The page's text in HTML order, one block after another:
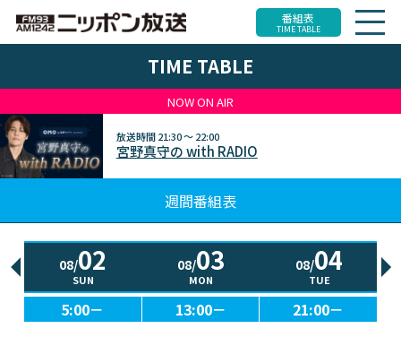
番組表
TIME TABLE
TIME TABLE
NOW ON AIR
放送時間21:30 ～ 22:00
宮野真守の with RADIO
週間番組表
08/02
SUN
08/03
MON
08/04
TUE
5:00－ 13:00－ 21:00－